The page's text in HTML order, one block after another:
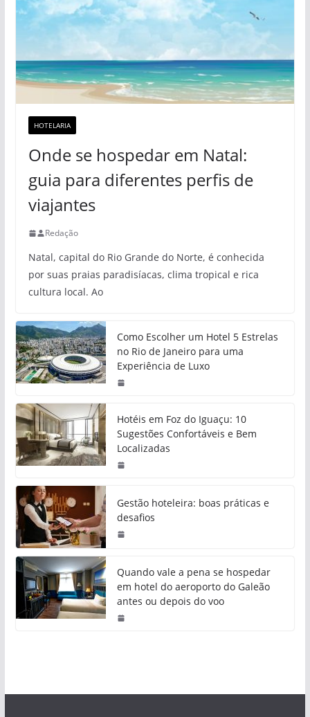
HOTELARIA
Onde se hospedar em Natal:
guia para diferentes perfis de
viajantes
Redação
Natal, capital do Rio Grande do Norte, é conhecida
por suas praias paradisíacas, clima tropical e rica
cultura local. Ao
Como Escolher um Hotel 5 Estrelas
no Rio de Janeiro para uma
Experiência de Luxo
Hotéis em Foz do Iguaçu: 10
Sugestões Confortáveis e Bem
Localizadas
Gestão hoteleira: boas práticas e
desafios
Quando vale a pena se hospedar
em hotel do aeroporto do Galeão
antes ou depois do voo